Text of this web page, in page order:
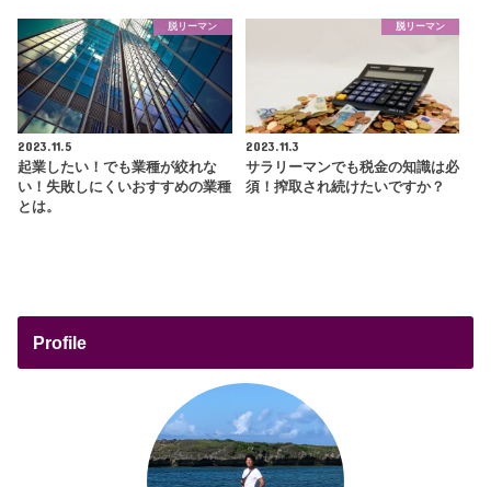
脱リーマン
2023.11.5
起業したい！でも業種が絞れな
い！失敗しにくいおすすめの業種
とは。
脱リーマン
2023.11.3
サラリーマンでも税金の知識は必
須！搾取され続けたいですか？
Profile